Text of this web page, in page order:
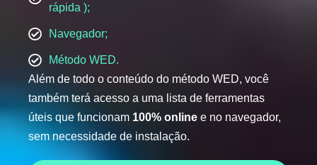
rápida );
Navegador;
Método WED.
Além de todo o conteúdo do método WED, você
também terá acesso a uma lista de ferramentas
úteis que funcionam 100% online e no navegador,
sem necessidade de instalação.